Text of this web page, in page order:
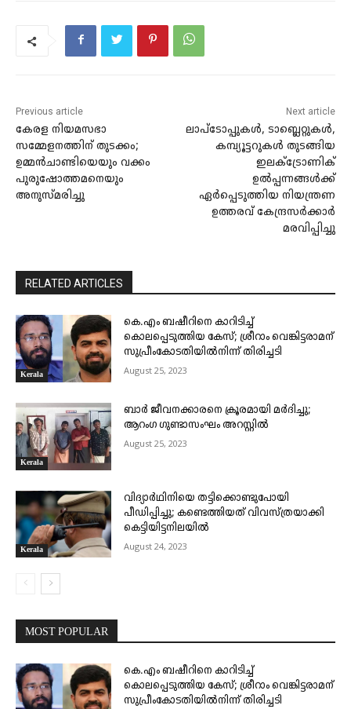
Previous article
കേരള നിയമസഭാ
സമ്മേളനത്തിന് തുടക്കം;
ഉമ്മൻചാണ്ടിയെയും വക്കം
പുരുഷോത്തമനെയും
അനുസ്മരിച്ചു
Next article
ലാപ്ടോപ്പുകൾ, ടാബ്ലെറ്റുകൾ,
കമ്പ്യൂട്ടറുകൾ തുടങ്ങിയ
ഇലക്ട്രോണിക്
ഉൽപ്പന്നങ്ങൾക്ക്
ഏർപ്പെടുത്തിയ നിയന്ത്രണ
ഉത്തരവ് കേന്ദ്രസർക്കാർ
മരവിപ്പിച്ചു
RELATED ARTICLES
Kerala
കെ.എം ബഷീറിനെ കാറിടിച്ച്
കൊലപ്പെടുത്തിയ കേസ്; ശ്രീറാം വെങ്കിട്ടരാമന്
സുപ്രീംകോടതിയിൽനിന്ന് തിരിച്ചടി
August 25, 2023
Kerala
ബാർ ജീവനക്കാരനെ ക്രൂരമായി മർദിച്ചു;
ആറംഗ ഗുണ്ടാസംഘം അറസ്റ്റിൽ
August 25, 2023
Kerala
വിദ്യാർഥിനിയെ തട്ടിക്കൊണ്ടുപോയി
പീഡിപ്പിച്ചു; കണ്ടെത്തിയത് വിവസ്ത്രയാക്കി
കെട്ടിയിട്ടനിലയിൽ
August 24, 2023
MOST POPULAR
കെ.എം ബഷീറിനെ കാറിടിച്ച്
കൊലപ്പെടുത്തിയ കേസ്; ശ്രീറാം വെങ്കിട്ടരാമന്
സുപ്രീംകോടതിയിൽനിന്ന് തിരിച്ചടി